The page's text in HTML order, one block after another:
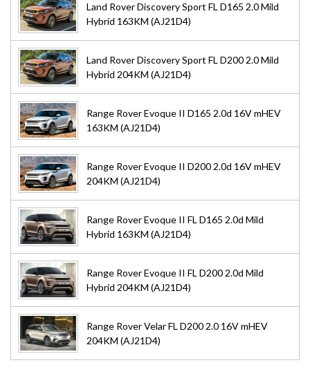
Land Rover Discovery Sport FL D165 2.0 Mild
Hybrid 163KM (AJ21D4)
Land Rover Discovery Sport FL D200 2.0 Mild
Hybrid 204KM (AJ21D4)
Range Rover Evoque II D165 2.0d 16V mHEV
163KM (AJ21D4)
Range Rover Evoque II D200 2.0d 16V mHEV
204KM (AJ21D4)
Range Rover Evoque II FL D165 2.0d Mild
Hybrid 163KM (AJ21D4)
Range Rover Evoque II FL D200 2.0d Mild
Hybrid 204KM (AJ21D4)
Range Rover Velar FL D200 2.0 16V mHEV
204KM (AJ21D4)